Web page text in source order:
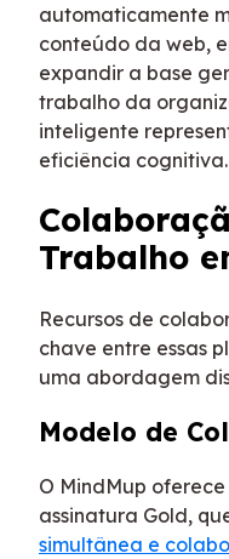
automaticamente
conteúdo da web,
expandir a base
trabalho da
inteligente
eficiência cognitiva.
Trabalho
Recursos de
chave entre essas
uma abordagem
Modelo de
O MindMup
assinatura Gold,
simultânea e